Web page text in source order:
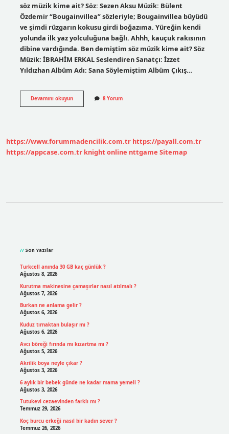
söz müzik kime ait? Söz: Sezen Aksu Müzik: Bülent
Özdemir “Bougainvillea” sözleriyle; Bougainvillea büyüdü
ve şimdi rüzgarın kokusu girdi boğazıma. Yüreğin kendi
yolunda ilk yaz yolculuğuna bağlı. Ahhh, kauçuk rakısının
dibine vardığında. Ben demiştim söz müzik kime ait? Söz
Müzik: İBRAHİM ERKAL Seslendiren Sanatçı: İzzet
Yıldızhan Albüm Adı: Sana Söylemiştim Albüm Çıkış…
Devamını okuyunBe
Adam
8 Yorum
https://www.forummadencilik.com.tr https://payall.com.tr
https://appcase.com.tr knight online nttgame Sitemap
Son Yazılar
Turkcell anında 30 GB kaç günlük ?
Ağustos 8, 2026
Kurutma makinesine çamaşırlar nasıl atılmalı ?
Ağustos 7, 2026
Burkan ne anlama gelir ?
Ağustos 6, 2026
Kuduz tırnaktan bulaşır mı ?
Ağustos 6, 2026
Avcı böreği fırında mı kızartma mı ?
Ağustos 5, 2026
Akrilik boya neyle çıkar ?
Ağustos 3, 2026
6 aylık bir bebek günde ne kadar mama yemeli ?
Ağustos 3, 2026
Tutukevi cezaevinden farklı mı ?
Temmuz 29, 2026
Koç burcu erkeği nasıl bir kadın sever ?
Temmuz 26, 2026